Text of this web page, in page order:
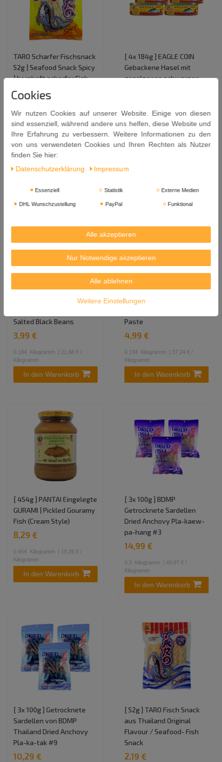
TARO Scharfer Fischsnack
52g | Seafood Snack Spicy
| herzhaft scharfer Fish
Snack aus Thailand
2,39 €
Kilogramm
In den Warenkorb
[ 4x 184g ] EAGLE COIN
Gebackene Hasel mit
gesalzenen schwarzen
15,59 €
0.736 Kilogramm
| 21,18 € /
Kilogramm
Gebratene Hasel mit
gesalzenen schwarzen
Salted Black Beans
3,99 €
0.184 Kilogramm
| 21,68 € /
Kilogramm
In den Warenkorb
Paste Na Rog /
Großschuppen-
Paste
4,99 €
0.134 Kilogramm
| 37,24 € /
Kilogramm
In den Warenkorb
[ 454g ] PANTAI Eingelegte
GURAMI | Pickled Gouramy
Fish (Cream Style)
8,29 €
0.454 Kilogramm
| 18,26 € /
Kilogramm
In den Warenkorb
[ 3x 100g ] BDMP
Getrocknete Sardellen
Dried Anchovy Pla-kaew-
pa-hang #3
14,99 €
0.3 Kilogramm
| 49,97 € /
Kilogramm
In den Warenkorb
[ 3x 100g ] Getrocknete
Sardellen von BDMP
Thailand Dried Anchovy
Pla-ka-tak #9
10,29 €
[ 52g ] TARO Fisch Snack
aus Thailand Original
Flavour / Seafood- Fish
Snack
2,19 €
Cookies
Wir nutzen Cookies auf unserer Website. Einige von diesen
sind essenziell, während andere uns helfen, diese Website und
Ihre Erfahrung zu verbessern. Weitere Informationen zu den
von uns verwendeten Cookies und Ihren Rechten als Nutzer
finden Sie hier:
Daten­schutz­erklärung
Impressum
Essenziell Statistik Externe Medien
DHL Wunschzustellung PayPal Funktional
Alle akzeptieren
Nur Notwendige akzeptieren
Alle ablehnen
Weitere Einstellungen